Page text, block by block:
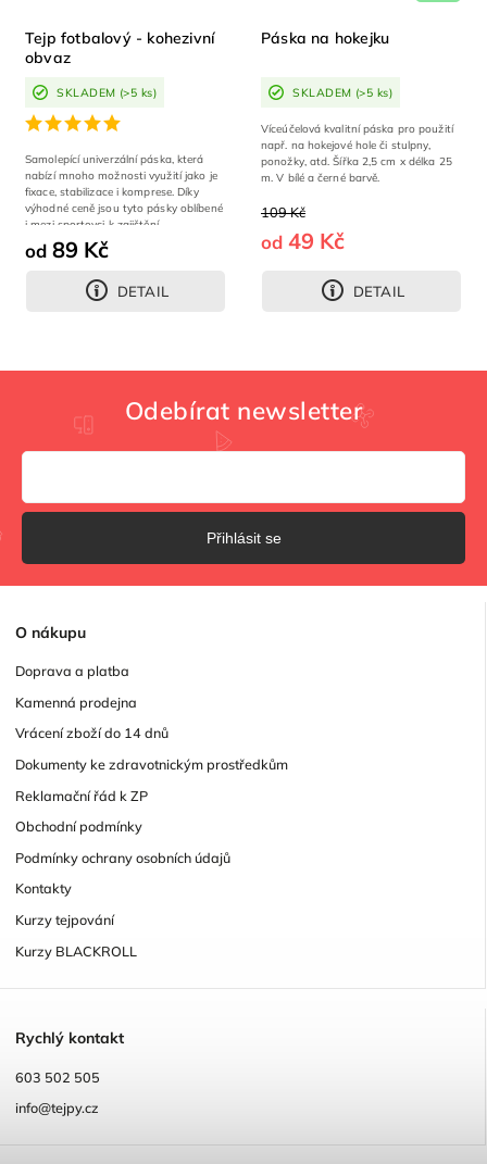
Tejp fotbalový - kohezivní
obvaz
SKLADEM (>5 ks)
od 89 Kč
DETAIL
Samolepící univerzální páska, která
nabízí mnoho možnosti využití jako je
fixace, stabilizace i komprese. Díky
výhodné ceně jsou tyto pásky oblíbené
i mezi sportovci k zajištění...
Páska na hokejku
SKLADEM (>5 ks)
109 Kč
od 49 Kč
DETAIL
Víceúčelová kvalitní páska pro použití
např. na hokejové hole či stulpny,
ponožky, atd. Šířka 2,5 cm x délka 25
m. V bílé a černé barvě.
O nákupu
Doprava a platba
Kamenná prodejna
Vrácení zboží do 14 dnů
Dokumenty ke zdravotnickým prostředkům
Reklamační řád k ZP
Obchodní podmínky
Podmínky ochrany osobních údajů
Kontakty
Kurzy tejpování
Kurzy BLACKROLL
Rychlý kontakt
603 502 505
info@tejpy.cz
Odebírat newsletter
Přihlásit se